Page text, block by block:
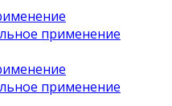
применение
применение